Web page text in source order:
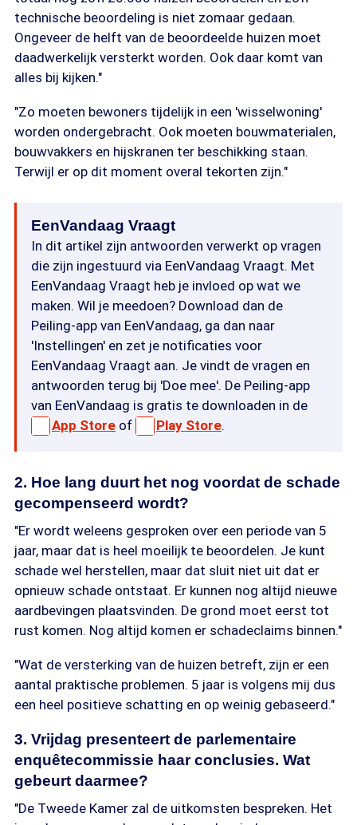
technische beoordeling is niet zomaar gedaan.
Ongeveer de helft van de beoordeelde huizen moet
daadwerkelijk versterkt worden. Ook daar komt van
alles bij kijken."
"Zo moeten bewoners tijdelijk in een 'wisselwoning'
worden ondergebracht. Ook moeten bouwmaterialen,
bouwvakkers en hijskranen ter beschikking staan.
Terwijl er op dit moment overal tekorten zijn."
EenVandaag Vraagt
In dit artikel zijn antwoorden verwerkt op vragen
die zijn ingestuurd via EenVandaag Vraagt. Met
EenVandaag Vraagt heb je invloed op wat we
maken. Wil je meedoen? Download dan de
Peiling-app van EenVandaag, ga dan naar
'Instellingen' en zet je notificaties voor
EenVandaag Vraagt aan. Je vindt de vragen en
antwoorden terug bij 'Doe mee'. De Peiling-app
van EenVandaag is gratis te downloaden in de
App Store of Play Store.
2. Hoe lang duurt het nog voordat de schade
gecompenseerd wordt?
"Er wordt weleens gesproken over een periode van 5
jaar, maar dat is heel moeilijk te beoordelen. Je kunt
schade wel herstellen, maar dat sluit niet uit dat er
opnieuw schade ontstaat. Er kunnen nog altijd nieuwe
aardbevingen plaatsvinden. De grond moet eerst tot
rust komen. Nog altijd komen er schadeclaims binnen."
"Wat de versterking van de huizen betreft, zijn er een
aantal praktische problemen. 5 jaar is volgens mij dus
een heel positieve schatting en op weinig gebaseerd."
3. Vrijdag presenteert de parlementaire
enquêtecommissie haar conclusies. Wat
gebeurt daarmee?
"De Tweede Kamer zal de uitkomsten bespreken. Het